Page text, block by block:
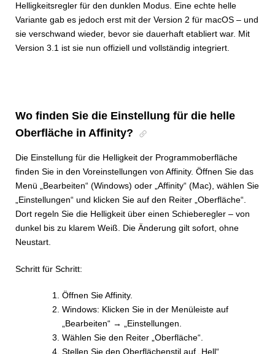
Helligkeitsregler für den dunklen Modus. Eine echte helle
Variante gab es jedoch erst mit der Version 2 für macOS – und
sie verschwand wieder, bevor sie dauerhaft etabliert war. Mit
Version 3.1 ist sie nun offiziell und vollständig integriert.
Wo finden Sie die Einstellung für die helle
Oberfläche in Affinity?
Die Einstellung für die Helligkeit der Programmoberfläche
finden Sie in den Voreinstellungen von Affinity. Öffnen Sie das
Menü „Bearbeiten“ (Windows) oder „Affinity“ (Mac), wählen Sie
„Einstellungen“ und klicken Sie auf den Reiter „Oberfläche“.
Dort regeln Sie die Helligkeit über einen Schieberegler – von
dunkel bis zu klarem Weiß. Die Änderung gilt sofort, ohne
Neustart.
Schritt für Schritt:
Öffnen Sie Affinity.
Windows: Klicken Sie in der Menüleiste auf
„Bearbeiten“ → „Einstellungen.
Wählen Sie den Reiter „Oberfläche“.
Stellen Sie den Oberflächenstil auf „Hell“